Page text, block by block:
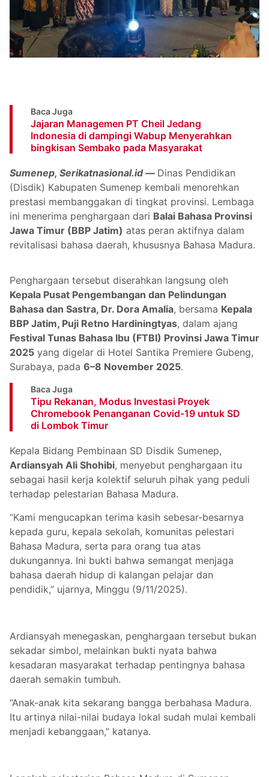
Baca Juga
Jajaran Managemen PT Cheil Jedang
Indonesia di dampingi Wabup Menyerahkan
bingkisan Sembako pada Masyarakat
Sumenep, Serikatnasional.id — Dinas Pendidikan
(Disdik) Kabupaten Sumenep kembali menorehkan
prestasi membanggakan di tingkat provinsi. Lembaga
ini menerima penghargaan dari Balai Bahasa Provinsi
Jawa Timur (BBP Jatim) atas peran aktifnya dalam
revitalisasi bahasa daerah, khususnya Bahasa Madura.
Penghargaan tersebut diserahkan langsung oleh
Kepala Pusat Pengembangan dan Pelindungan
Bahasa dan Sastra, Dr. Dora Amalia, bersama Kepala
BBP Jatim, Puji Retno Hardiningtyas, dalam ajang
Festival Tunas Bahasa Ibu (FTBI) Provinsi Jawa Timur
2025 yang digelar di Hotel Santika Premiere Gubeng,
Surabaya, pada 6–8 November 2025.
Baca Juga
Tipu Rekanan, Modus Investasi Proyek
Chromebook Penanganan Covid-19 untuk SD
di Lombok Timur
Kepala Bidang Pembinaan SD Disdik Sumenep,
Ardiansyah Ali Shohibi, menyebut penghargaan itu
sebagai hasil kerja kolektif seluruh pihak yang peduli
terhadap pelestarian Bahasa Madura.
“Kami mengucapkan terima kasih sebesar-besarnya
kepada guru, kepala sekolah, komunitas pelestari
Bahasa Madura, serta para orang tua atas
dukungannya. Ini bukti bahwa semangat menjaga
bahasa daerah hidup di kalangan pelajar dan
pendidik,” ujarnya, Minggu (9/11/2025).
Ardiansyah menegaskan, penghargaan tersebut bukan
sekadar simbol, melainkan bukti nyata bahwa
kesadaran masyarakat terhadap pentingnya bahasa
daerah semakin tumbuh.
“Anak-anak kita sekarang bangga berbahasa Madura.
Itu artinya nilai-nilai budaya lokal sudah mulai kembali
menjadi kebanggaan,” katanya.